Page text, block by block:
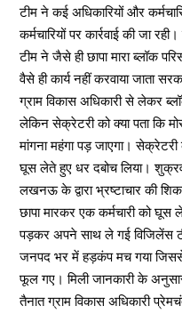
टीम ने कई अधिकारियों और
कर्मचारियों पर कार्रवाई की जा
टीम ने जैसे ही छापा मारा ब्लॉक
वैसे ही कार्य नहीं करवाया जाता
ग्राम विकास अधिकारी से लेकर
लेकिन सेक्रेटरी को क्या पता कि
मांगना महंगा पड़ जाएगा।
घूस लेते हुए धर दबोच लिया।
लखनऊ के द्वारा भ्रष्टाचार की
छापा मारकर एक कर्मचारी को घूस
पड़कर अपने साथ ले गई विजिलेंस टीम
जनपद भर में हड़कंप मच गया जिससे
फूल गए। मिली जानकारी के
तैनात ग्राम विकास अधिकारी